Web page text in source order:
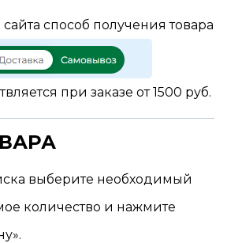
способ получения товара
при заказе от 1500 руб.
выберите необходимый
количество и нажмите